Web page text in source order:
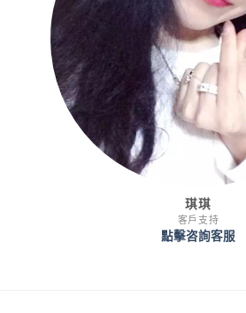
琪琪
客戶支持
點擊咨詢客服